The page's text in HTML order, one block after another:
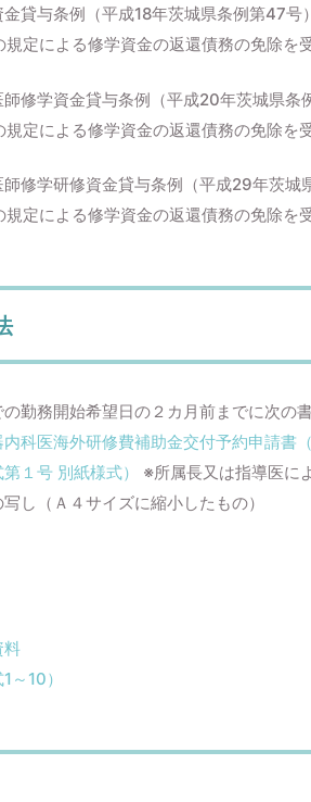
貸与条例（平成18年茨城県条例第47号
定による修学資金の返還債務の免除を
修学資金貸与条例（平成20年茨城県条
定による修学資金の返還債務の免除を
修学研修資金貸与条例（平成29年茨城
定による修学資金の返還債務の免除を
の勤務開始希望日の２カ月前までに次の
科医海外研修費補助金交付予約申請書（
１号 別紙様式）
※所属長又は指導医に
し（Ａ４サイズに縮小したもの）
料
～10）